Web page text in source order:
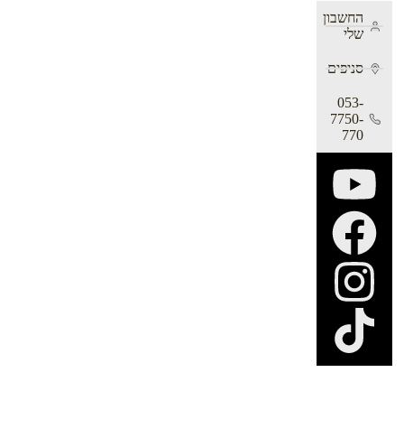
החשבון
שלי
סניפים
053-
7750-
770